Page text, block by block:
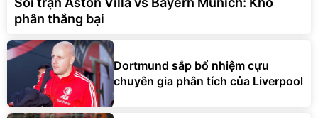
phân thắng bại
Dortmund sắp bổ nhiệm cựu
chuyên gia phân tích của Liverpool